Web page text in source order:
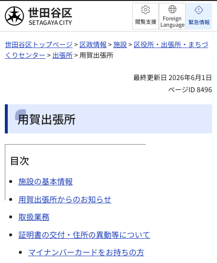
世田谷区 閲覧支援
Foreign
Language 緊急情報
世田谷区トップページ > 区政情報 >施設> 区役所・出張所・まちづ
くりセンター > 出張所> 用賀出張所
最終更新日 2026年6月1日
ページID 8496
用賀出張所
目次
施設の基本情報
用賀出張所からのお知らせ
取扱業務
証明書の交付・住所の異動等について
マイナンバーカードをお持ちの方